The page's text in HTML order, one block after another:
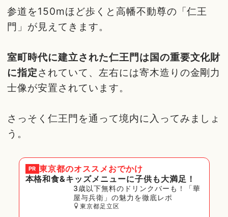
参道を150mほど歩くと高幡不動尊の「仁王
門」が見えてきます。
室町時代に建立された仁王門は国の重要文化財
に指定されていて、左右には寄木造りの金剛力
士像が安置されています。
さっそく仁王門を通って境内に入ってみましょ
う。
PR 東京都のオススメおでかけ
本格和食&キッズメニューに子供も大満足！
3歳以下無料のドリンクバーも！「華
屋与兵衛」の魅力を徹底レポ
東京都足立区